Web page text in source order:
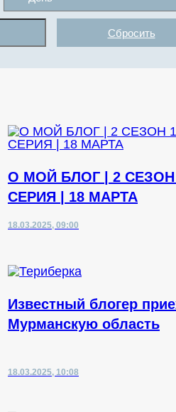
Сбросить
О МОЙ БЛОГ | 2 СЕЗОН
СЕРИЯ | 18 МАРТА
18.03.2025, 09:00
Известный блогер
Мурманскую область
18.03.2025, 10:08